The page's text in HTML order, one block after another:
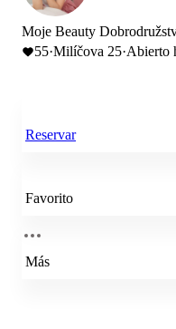
Moje Beauty
55·Milíčova 25·Abierto
Reservar
Favorito
Más